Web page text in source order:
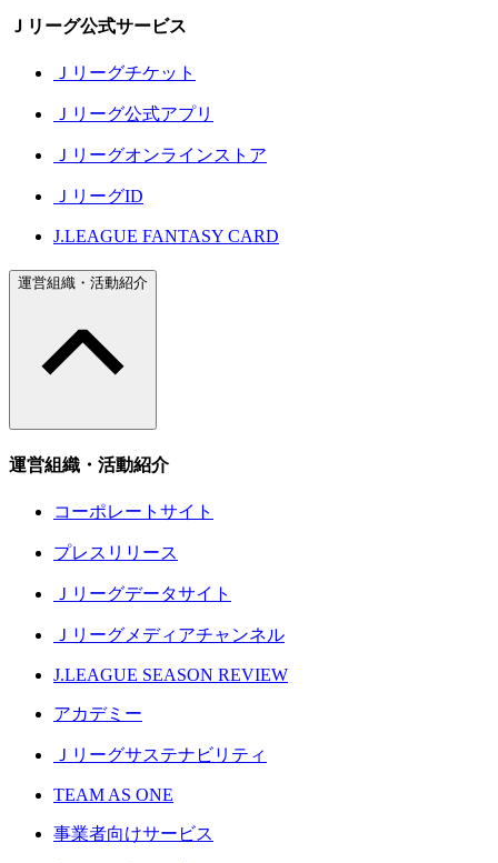
Ｊリーグ公式サービス
Ｊリーグチケット
Ｊリーグ公式アプリ
Ｊリーグオンラインストア
ＪリーグID
J.LEAGUE FANTASY CARD
運営組織・活動紹介
運営組織・活動紹介
コーポレートサイト
プレスリリース
Ｊリーグデータサイト
Ｊリーグメディアチャンネル
J.LEAGUE SEASON REVIEW
アカデミー
Ｊリーグサステナビリティ
TEAM AS ONE
事業者向けサービス